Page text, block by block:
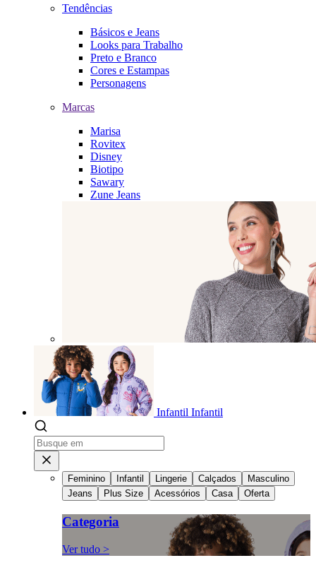
Tendências
Básicos e Jeans
Looks para Trabalho
Preto e Branco
Cores e Estampas
Personagens
Marcas
Marisa
Rovitex
Disney
Biotipo
Sawary
Zune Jeans
Infantil Infantil
Feminino Infantil Lingerie Calçados
Masculino
Jeans
Plus Size Acessórios Casa Oferta
Categoria
Ver tudo >